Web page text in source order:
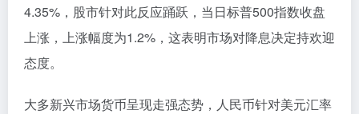
4.35%，股市针对此反应踊跃，当日标普500指数收盘
上涨，上涨幅度为1.2%，这表明市场对降息决定持欢迎
态度。
大多新兴市场货币呈现走强态势，人民币针对美元汇率